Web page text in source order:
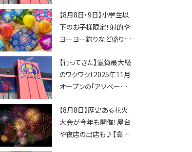
ってくる！豊郷店に続く滋
賀2店舗目★
【8月8日・9日】小学生以
下のお子様限定！射的や
ヨーヨー釣りなど盛りだ
ちびっこ縁日開催♪【モリ
ーブ】
【行ってきた】滋賀最大級
のワクワク！2025年11月
オープンの「アソベース
レーンゲームで青果や日
用品までゲットできる新
スポット！
【8月8日】歴史ある花火
大会が今年も開催！屋台
や夜店の出店も♪【高宮